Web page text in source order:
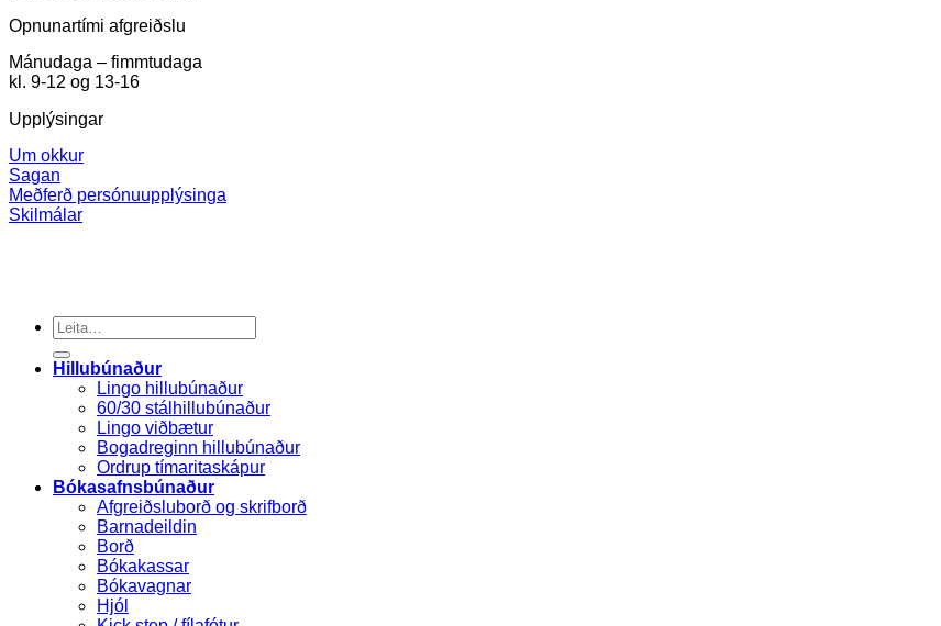
Opnunartími afgreiðslu
Mánudaga – fimmtudaga
kl. 9-12 og 13-16
Upplýsingar
Um okkur
Sagan
Meðferð persónuupplýsinga
Skilmálar
Search
for:
Hillubúnaður
Lingo hillubúnaður
60/30 stálhillubúnaður
Lingo viðbætur
Bogadreginn hillubúnaður
Ordrup tímaritaskápur
Bókasafnsbúnaður
Afgreiðsluborð og skrifborð
Barnadeildin
Borð
Bókakassar
Bókavagnar
Hjól